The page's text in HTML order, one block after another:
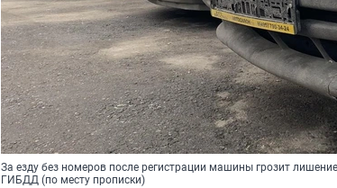
За езду без номеров после регистрации машины грозит
ГИБДД (по месту прописки)